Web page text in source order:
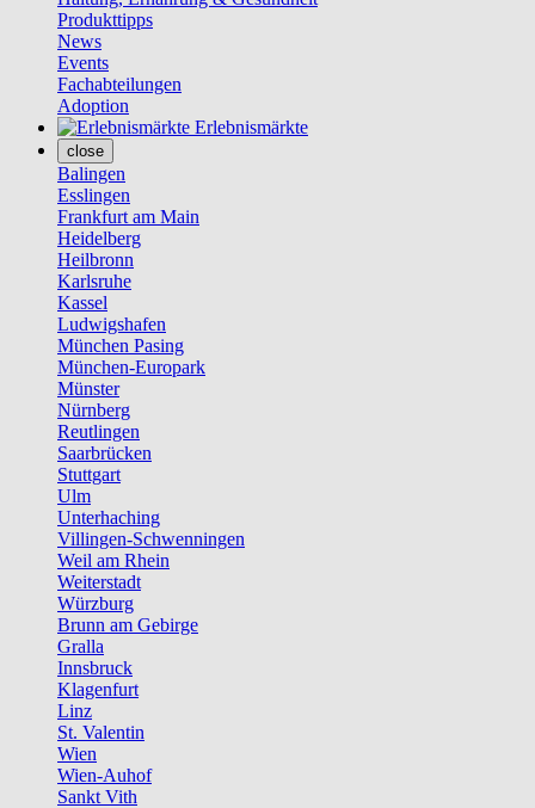
Produkttipps
News
Events
Fachabteilungen
Adoption
Erlebnismärkte
close
Balingen
Esslingen
Frankfurt am Main
Heidelberg
Heilbronn
Karlsruhe
Kassel
Ludwigshafen
München Pasing
München-Europark
Münster
Nürnberg
Reutlingen
Saarbrücken
Stuttgart
Ulm
Unterhaching
Villingen-Schwenningen
Weil am Rhein
Weiterstadt
Würzburg
Brunn am Gebirge
Gralla
Innsbruck
Klagenfurt
Linz
St. Valentin
Wien
Wien-Auhof
Sankt Vith